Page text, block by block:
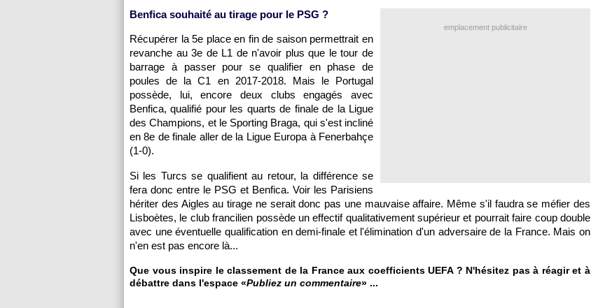
emplacement publicitaire
Benfica souhaité au tirage pour le PSG ?
Récupérer la 5e place en fin de saison permettrait en
revanche au 3e de L1 de n'avoir plus que le tour de
barrage à passer pour se qualifier en phase de
poules de la C1 en 2017-2018. Mais le Portugal
possède, lui, encore deux clubs engagés avec
Benfica, qualifié pour les quarts de finale de la Ligue
des Champions, et le Sporting Braga, qui s'est incliné
en 8e de finale aller de la Ligue Europa à Fenerbahçe
(1-0).
Si les Turcs se qualifient au retour, la différence se
fera donc entre le PSG et Benfica. Voir les Parisiens
hériter des Aigles au tirage ne serait donc pas une mauvaise affaire. Même s'il faudra se méfier des
Lisboètes, le club francilien possède un effectif qualitativement supérieur et pourrait faire coup double
avec une éventuelle qualification en demi-finale et l'élimination d'un adversaire de la France. Mais on
n'en est pas encore là...
Que vous inspire le classement de la France aux coefficients UEFA ? N'hésitez pas à réagir et à
débattre dans l'espace «Publiez un commentaire» ...